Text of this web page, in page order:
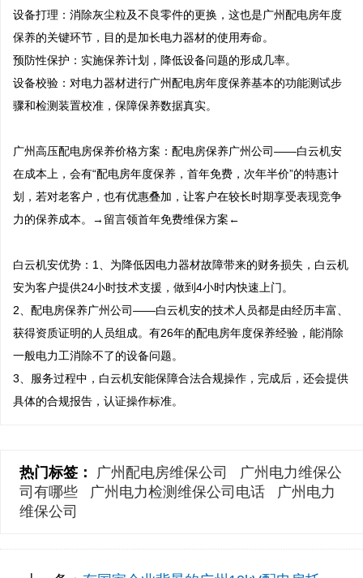
设备打理：消除灰尘粒及不良零件的更换，这也是广州配电房年度
保养的关键环节，目的是加长电力器材的使用寿命。
预防性保护：实施保养计划，降低设备问题的形成几率。
设备校验：对电力器材进行广州配电房年度保养基本的功能测试步
骤和检测装置校准，保障保养数据真实。
广州高压配电房保养价格方案：配电房保养广州公司——白云机安
在成本上，会有“配电房年度保养，首年免费，次年半价”的特惠计
划，若对老客户，也有优惠叠加，让客户在较长时期享受表现竞争
力的保养成本。→留言领首年免费维保方案←
白云机安优势：1、为降低因电力器材故障带来的财务损失，白云机
安为客户提供24小时技术支援，做到4小时内快速上门。
2、配电房保养广州公司——白云机安的技术人员都是由经历丰富、
获得资质证明的人员组成。有26年的配电房年度保养经验，能消除
一般电力工消除不了的设备问题。
3、服务过程中，白云机安能保障合法合规操作，完成后，还会提供
具体的合规报告，认证操作标准。
热门标签： 广州配电房维保公司
广州电力维保公
司有哪些
广州电力检测维保公司电话
广州电力
维保公司